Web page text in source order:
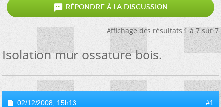
 RÉPONDRE À LA DISCUSSION
Affichage des résultats 1 à 7 sur 7
Isolation mur ossature bois.
02/12/2008, 15h13 #1